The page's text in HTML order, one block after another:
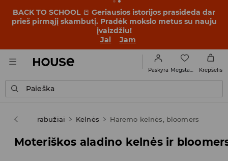
BACK TO SCHOOL 📒 Geriausios istorijos prasideda dar
prieš pirmąjį skambutį. Pradėk mokslo metus su nauju
įvaizdžiu!
Jai
Jam
Paskyra Krepšelis
Paieška
Drabužiai Kelnės Haremo kelnės, bloomers
Moteriškos aladino kelnės ir